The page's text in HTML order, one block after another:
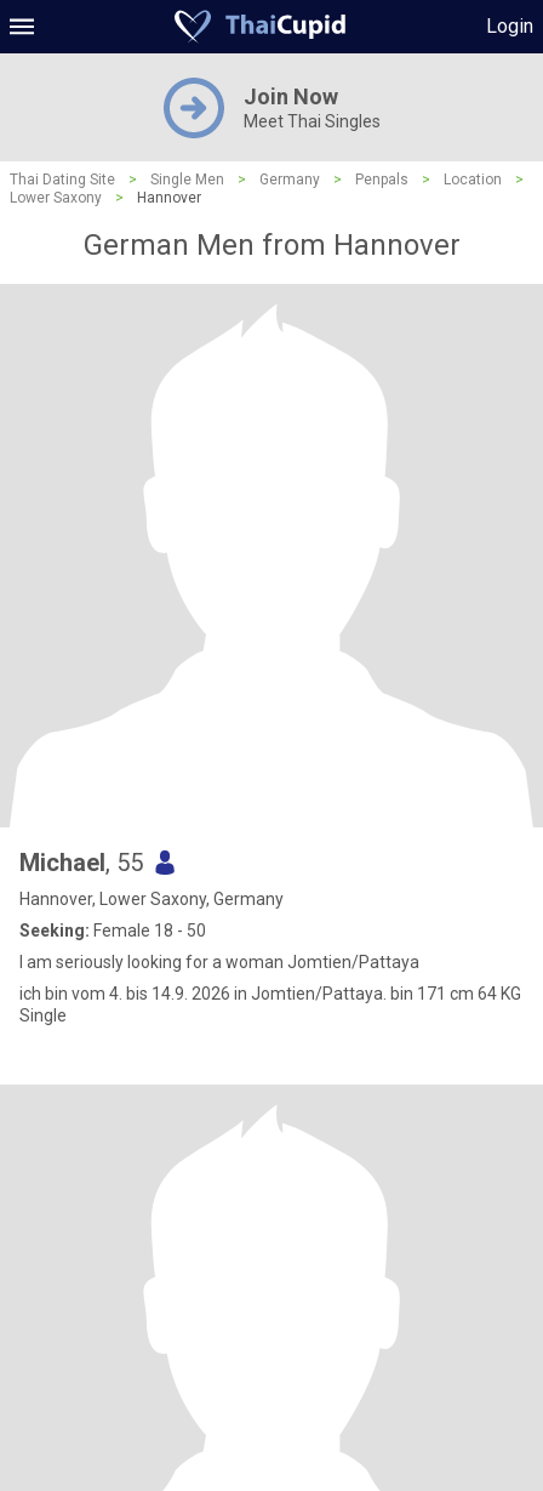
Login
Join Now
Meet Thai Singles
Thai Dating Site > Single Men > Germany > Penpals > Location
>
Lower Saxony
> Hannover
German Men from Hannover
Michael, 55
Hannover, Lower Saxony, Germany
Seeking: Female 18 - 50
I am seriously looking for a woman Jomtien/Pattaya
ich bin vom 4. bis 14.9. 2026 in Jomtien/Pattaya. bin 171 cm 64 KG
Single